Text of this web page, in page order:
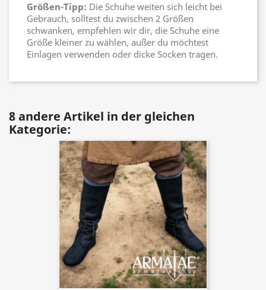
Größen-Tipp: Die Schuhe weiten sich leicht bei
Gebrauch, solltest du zwischen 2 Größen
schwanken, empfehlen wir dir, die Schuhe eine
Größe kleiner zu wählen, außer du möchtest
Einlagen verwenden oder dicke Socken tragen.
8 andere Artikel in der gleichen
Kategorie: